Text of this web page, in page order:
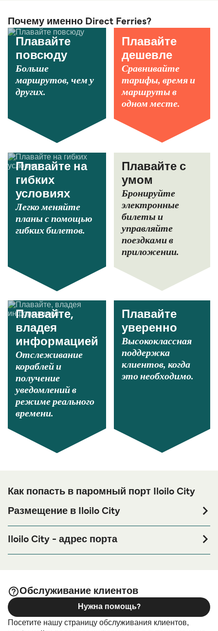
Почему именно Direct Ferries?
Плавайте
повсюду
Больше
маршрутов, чем у
других.
Плавайте
дешевле
Сравнивайте
тарифы, время и
маршруты в
одном месте.
Плавайте на
гибких
условиях
Легко меняйте
планы с помощью
гибких билетов.
Плавайте с
умом
Бронируйте
электронные
билеты и
управляйте
поездками в
приложении.
Плавайте,
владея
информацией
Отслеживание
кораблей и
получение
уведомлений в
режиме реального
времени.
Плавайте
уверенно
Высококлассная
поддержка
клиентов, когда
это необходимо.
Как попасть в паромный порт Iloilo City
Размещение в Iloilo City
или его окрестностях перед или после вашей поездки,
или если вы ищете вариант проживания на весь
Iloilo City - адрес порта
Обслуживание клиентов
Посетите нашу страницу обслуживания клиентов,
Нужна помощь?